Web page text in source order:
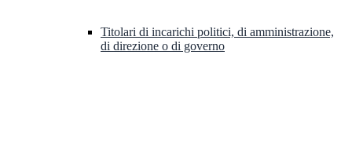
Titolari di incarichi politici, di amministrazione,
di direzione o di governo